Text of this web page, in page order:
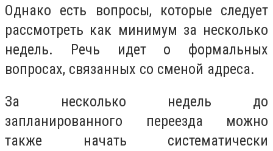
Однако есть вопросы, которые следует
рассмотреть как минимум за несколько
недель. Речь идет о формальных
вопросах, связанных со сменой адреса.
За несколько недель до
запланированного переезда можно
также начать систематически